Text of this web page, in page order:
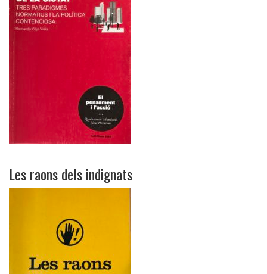
Les raons dels indignats